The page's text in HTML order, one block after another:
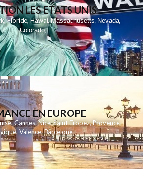
LES ETATS UNIS
,Floride,Hawai,Massachusetts, Nevada,
Colorado,
EN EUROPE
,Cannes,Nice,Saint Tropez,Provence,
,Valence,Barcelone,